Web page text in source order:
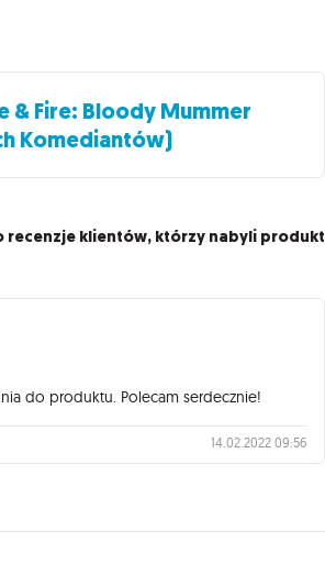
& Fire: Bloody Mummer
Komediantów)
recenzje klientów, którzy nabyli produkt
do produktu. Polecam serdecznie!
14.02.2022 09:56